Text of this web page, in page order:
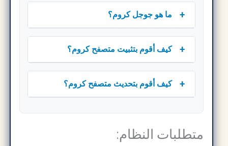
ما هو جوجل كروم؟ +
كيف أقوم بتثبيت متصفح كروم؟ +
كيف أقوم بتحديث متصفح كروم؟ +
متطلبات النظام: